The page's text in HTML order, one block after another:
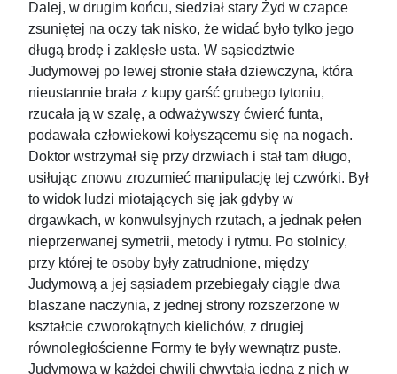
Dalej, w drugim końcu, siedział stary Żyd w czapce
zsuniętej na oczy tak nisko, że widać było tylko jego
długą brodę i zaklęsłe usta. W sąsiedztwie
Judymowej po lewej stronie stała dziewczyna, która
nieustannie brała z kupy garść grubego tytoniu,
rzucała ją w szalę, a odważywszy ćwierć funta,
podawała człowiekowi kołyszącemu się na nogach.
Doktor wstrzymał się przy drzwiach i stał tam długo,
usiłując znowu zrozumieć manipulację tej czwórki. Był
to widok ludzi miotających się jak gdyby w
drgawkach, w konwulsyjnych rzutach, a jednak pełen
nieprzerwanej symetrii, metody i rytmu. Po stolnicy,
przy której te osoby były zatrudnione, między
Judymową a jej sąsiadem przebiegały ciągle dwa
blaszane naczynia, z jednej strony rozszerzone w
kształcie czworokątnych kielichów, z drugiej
równoległościenne Formy te były wewnątrz puste.
Judymowa w każdej chwili chwytała jedną z nich w